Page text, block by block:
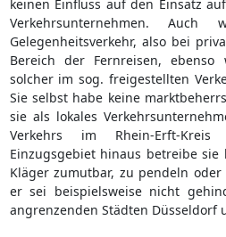
keinen Einfluss auf den Einsatz
Verkehrsunternehmen.
Gelegenheitsverkehr, also bei
Bereich der Fernreisen,
solcher im sog. freigestellten
Sie selbst habe keine
sie als lokales
Verkehrs im Rhein-Erft-
Einzugsgebiet hinaus betreibe sie
Kläger zumutbar, zu pendeln
er sei beispielsweise nicht
angrenzenden Städten Düsseldorf